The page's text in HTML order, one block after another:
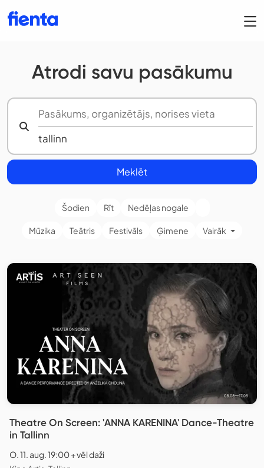
Atrodi savu pasākumu
Meklēt
Šodien Rīt Nedēļas nogale
Mūzika Teātris Festivāls Ģimene Vairāk
Theatre On Screen: 'ANNA KARENINA' Dance-Theatre
in Tallinn
O. 11. aug. 19:00 + vēl daži